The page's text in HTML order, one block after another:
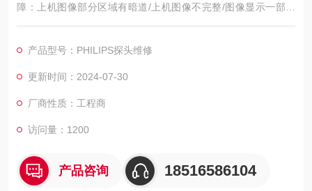
障：上机图像部分区域有暗道/上机图像不完整/图像显示一部分
图像有黑影 图像不良，如：暗道、黑影、黑屏、重影、缺失、模
部探头维修，如：声透镜破损脱落/起泡、外壳爆裂、线套破损、
电缆线断、油囊***、漏油，等；功能不良，如：二维转三维电机
产品型号：PHILIPS探头维修
更新时间：2024-07-30
厂商性质：工程商
访问量：1200
产品咨询 18516586104